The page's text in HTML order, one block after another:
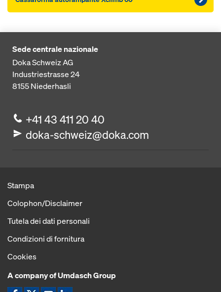
Sede centrale nazionale
Doka Schweiz AG
Industriestrasse 24
8155Niederhasli
+41 43 411 20 40
doka-schweiz@doka.com
Stampa
Colophon/Disclaimer
Tutela dei dati personali
Condizioni di fornitura
Cookies
A company of Umdasch Group